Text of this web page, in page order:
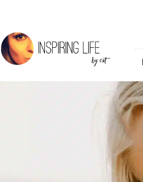
Inspiring
Life